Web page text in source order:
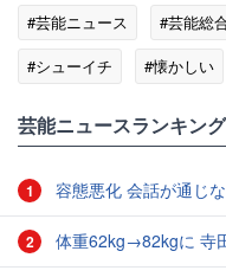
#芸能ニュース #芸能総
#シューイチ
#懐かしい
芸能ニュースランキング
1 容態悪化 会話が通じ
2 体重62kg→82kgに 寺